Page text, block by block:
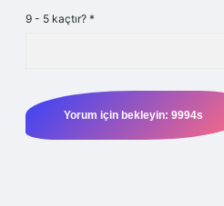
9 - 5 kaçtır? *